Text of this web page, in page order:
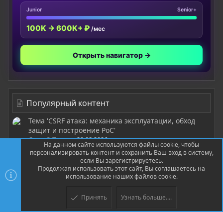
Junior Senior+
100K → 600K+ ₽ /мес
Открыть навигатор →
Популярный контент
Тема 'CSRF атака: механика эксплуатации, обход
защит и построение PoC'
Сергей Попов 29.08.2026
Ответы: 0
Тема 'Как построить SOC с нуля: команда, роли,
инструменты и первые 90 дней'
На данном сайте используются файлы cookie, чтобы
персонализировать контент и сохранить Ваш вход в систему,
если Вы зарегистрируетесь.
Продолжая использовать этот сайт, Вы соглашаетесь на
использование наших файлов cookie.
Принять Узнать больше....